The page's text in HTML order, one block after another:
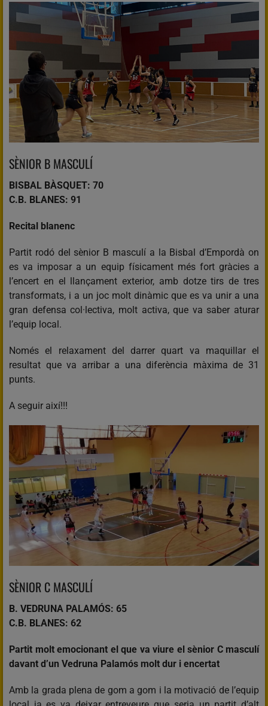
SÈNIOR B MASCULÍ
BISBAL BÀSQUET: 70
C.B. BLANES: 91
Recital blanenc
Partit rodó del sènior B masculí a la Bisbal d’Empordà on
es va imposar a un equip físicament més fort gràcies a
l’encert en el llançament exterior, amb dotze tirs de tres
transformats, i a un joc molt dinàmic que es va unir a una
gran defensa col·lectiva, molt activa, que va saber aturar
l’equip local.
Només el relaxament del darrer quart va maquillar el
resultat que va arribar a una diferència màxima de 31
punts.
A seguir així!!!
SÈNIOR C MASCULÍ
B. VEDRUNA PALAMÓS: 65
C.B. BLANES: 62
Partit molt emocionant el que va viure el sènior C masculí
davant d’un Vedruna Palamós molt dur i encertat
Amb la grada plena de gom a gom i la motivació de l’equip